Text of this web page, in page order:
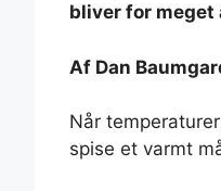
bliver for
Af Dan
Når
spise et varmt